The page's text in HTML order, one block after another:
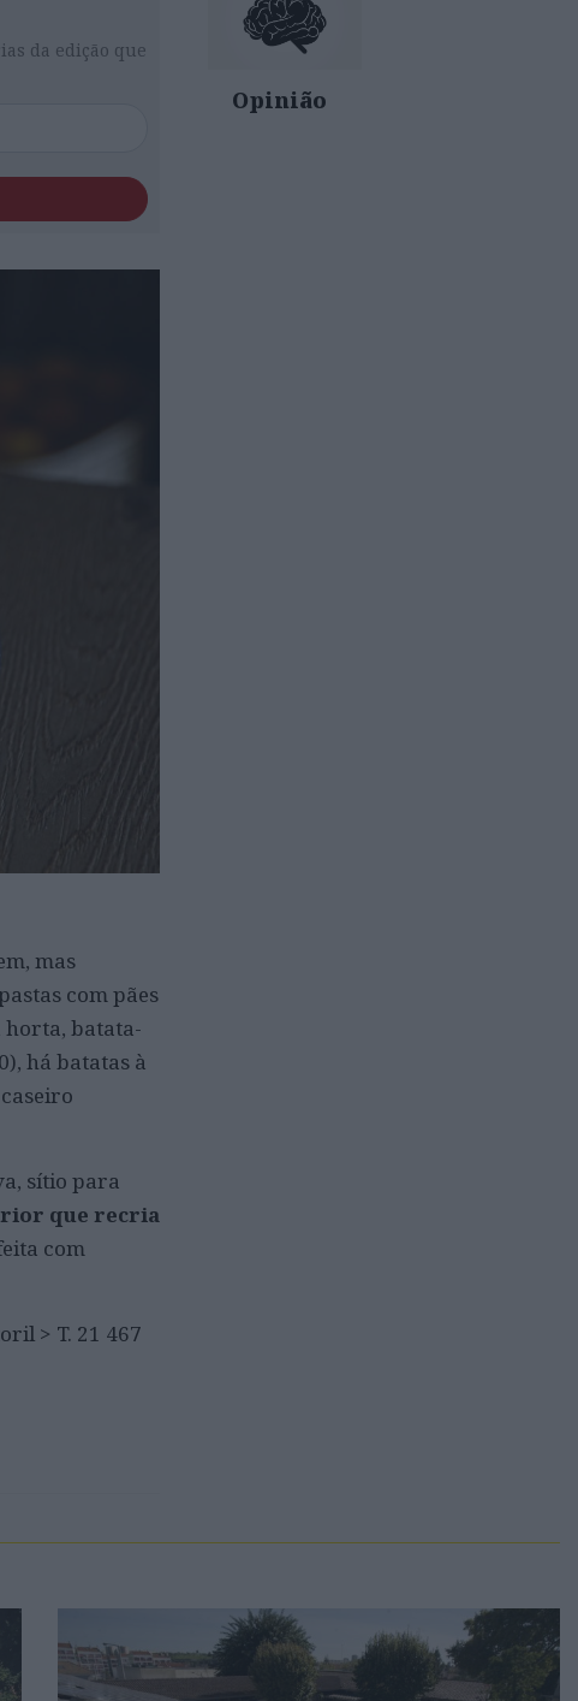
da edição que
mas
com pães
horta, batata-
há batatas à
sítio para
que recria
com
> T. 21 467
Opinião